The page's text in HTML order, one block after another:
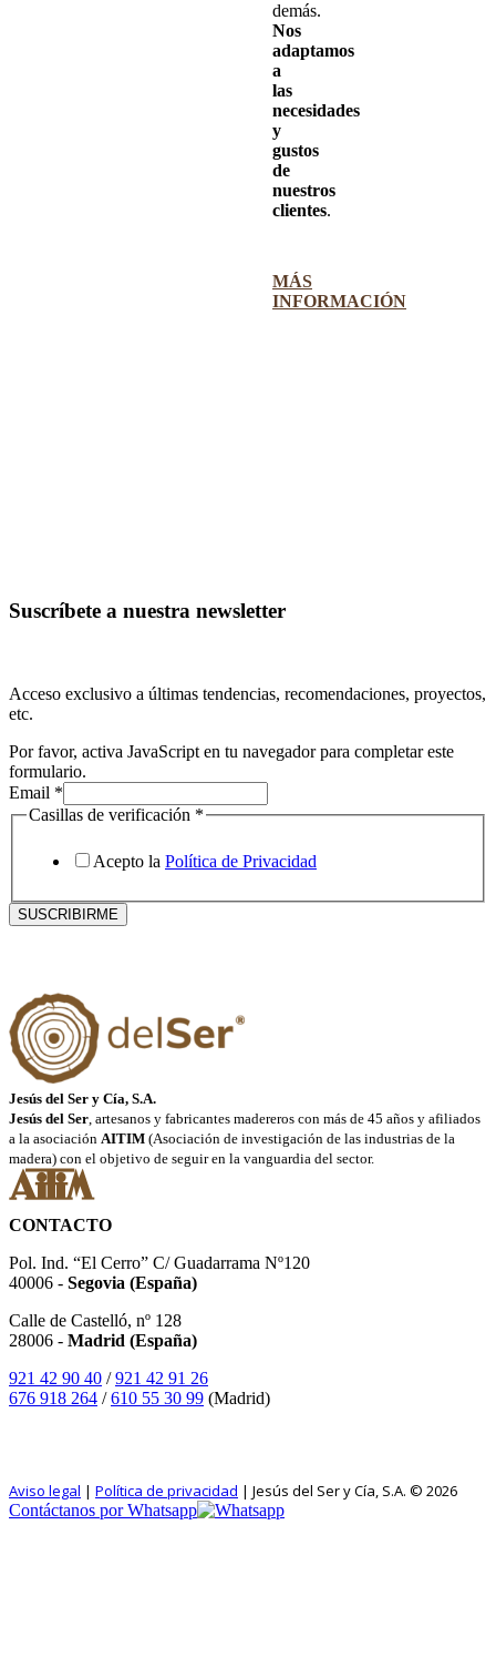
demás.
Nos
adaptamos
a
las
necesidades
y
gustos
de
nuestros
clientes.
MÁS
INFORMACIÓN
Suscríbete a nuestra newsletter
Acceso exclusivo a últimas tendencias, recomendaciones, proyectos,
etc.
Por favor, activa JavaScript en tu navegador para completar este
formulario.
Email *
verificación
Casillas de verificación *
Acepto la Política de Privacidad
SUSCRIBIRME
Jesús del Ser y Cía, S.A.
Jesús del Ser, artesanos y fabricantes madereros con más de 45 años y afiliados
a la asociación AITIM (Asociación de investigación de las industrias de la
madera) con el objetivo de seguir en la vanguardia del sector.
CONTACTO
Pol. Ind. “El Cerro” C/ Guadarrama Nº120
40006 - Segovia (España)
Calle de Castelló, nº 128
28006 - Madrid (España)
921 42 90 40 /921 42 91 26
676 918 264 /610 55 30 99 (Madrid)
Aviso legal | Política de privacidad | Jesús del Ser y Cía, S.A. © 2026
Contáctanos por Whatsapp